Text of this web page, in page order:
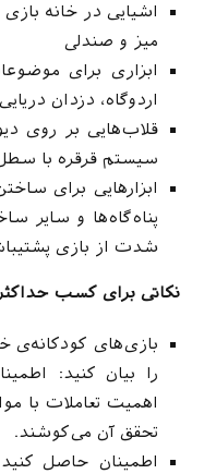
اشیایی در خانه
میز و صندلی
ابزاری برای
اردوگاه، دزدان
قلاب‌هایی بر روی
سیستم قرقره با
ابزارهایی برای
پناه‌گاه‌ها و سایر
شدت از بازی
نکاتی برای کسب
بازی‌‌های کودکانه‌ی
را بیان کنید:
اهمیت تعاملات با
تحقق آن می‌کوشند.
اطمینان حاصل